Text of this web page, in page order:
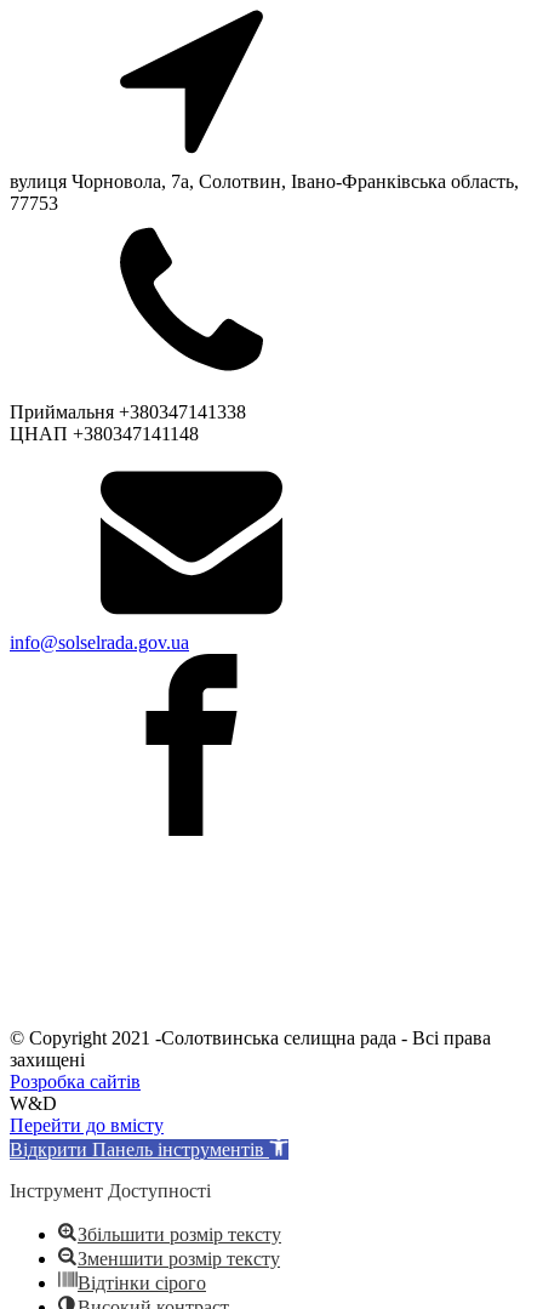
вулиця Чорновола, 7a, Солотвин, Івано-Франківська область,
77753
Приймальня +380347141338
ЦНАП +380347141148
info@solselrada.gov.ua
© Copyright 2021 -Солотвинська селищна рада - Всі права
захищені
Розробка сайтів
W&D
Перейти до вмісту
Відкрити Панель інструментів
Інструмент Доступності
Збільшити розмір тексту
Зменшити розмір тексту
Відтінки сірого